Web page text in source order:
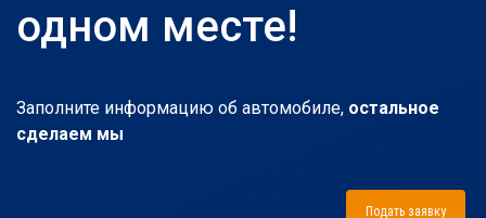
одном месте!
Заполните информацию об автомобиле, остальное
сделаем мы
Подать заявку